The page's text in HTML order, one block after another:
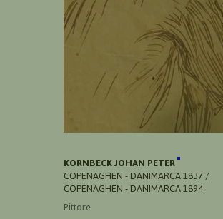
KORNBECK JOHAN PETER
COPENAGHEN - DANIMARCA 1837 /
COPENAGHEN - DANIMARCA 1894
Pittore